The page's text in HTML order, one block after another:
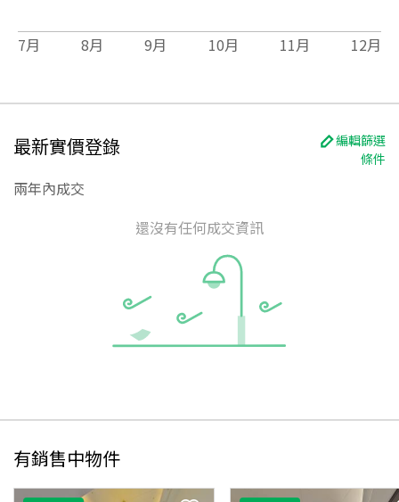
7月 8月 9月 10月 11月 12月
最新實價登錄
編輯篩選
條件
兩年內成交
還沒有任何成交資訊
有銷售中物件